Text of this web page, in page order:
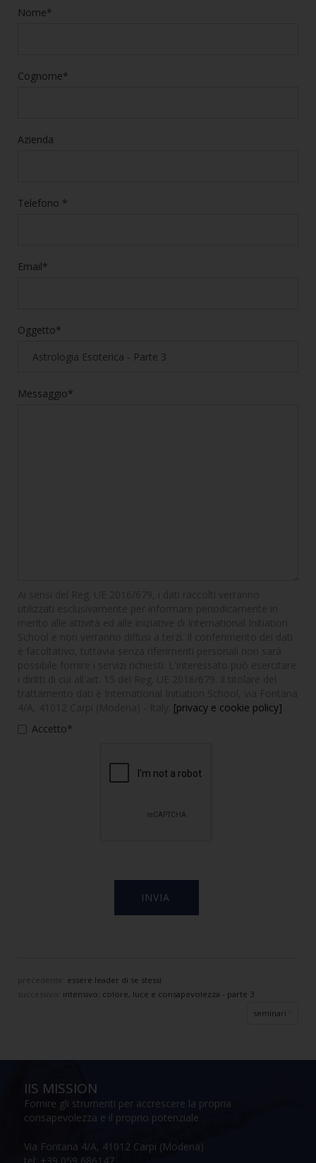
Nome*
Cognome*
Azienda
Telefono *
Email*
Oggetto*
Messaggio*
[privacy e cookie policy]
Accetto*
precedente: essere leader di se stessi
intensivo: colore, luce e consapevolezza - parte 3
seminari
IIS MISSION
Fornire gli strumenti per accrescere la propria
consapevolezza e il proprio potenziale
Via Fontana 4/A, 41012 Carpi (Modena)